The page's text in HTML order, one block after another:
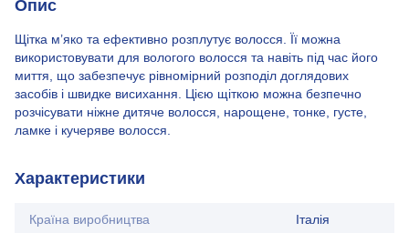
Опис
Щітка м’яко та ефективно розплутує волосся. Її можна
використовувати для вологого волосся та навіть під час його
миття, що забезпечує рівномірний розподіл доглядових
засобів і швидке висихання. Цією щіткою можна безпечно
розчісувати ніжне дитяче волосся, нарощене, тонке, густе,
ламке і кучеряве волосся.
Характеристики
Країна виробництва Італія